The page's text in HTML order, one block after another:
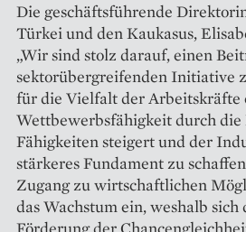
Die geschäftsführende
Türkei und den Kaukasus,
„Wir sind stolz darauf, einen
sektorübergreifenden Initiative
für die Vielfalt der Arbeitskräfte
Wettbewerbsfähigkeit durch
Fähigkeiten steigert und der
stärkeres Fundament zu
Zugang zu wirtschaftlichen
das Wachstum ein, weshalb